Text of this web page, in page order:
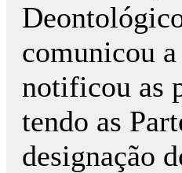
comunicou
notificou as
tendo as
designação